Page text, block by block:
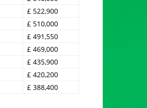
£ 522,900
£ 510,000
£ 491,550
£ 469,000
£ 435,900
£ 420,200
£ 388,400